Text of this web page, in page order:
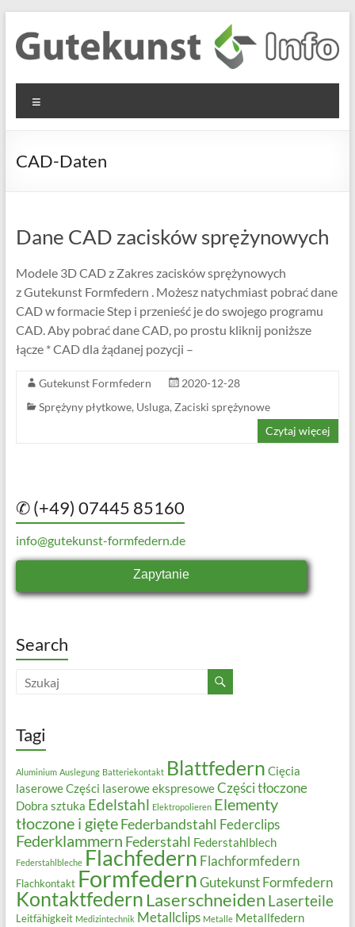
content
Gutekunst
Formfedern
GmbH
Informationen
Flachmaterial
CAD-Daten
Dane CAD zacisków sprężynowych
Modele 3D CAD z Zakres zacisków sprężynowych
z Gutekunst Formfedern . Możesz natychmiast pobrać dane
CAD w formacie Step i przenieść je do swojego programu
CAD. Aby pobrać dane CAD, po prostu kliknij poniższe
łącze * CAD dla żądanej pozycji –
Gutekunst Formfedern
2020-12-28
Sprężyny płytkowe, Usluga, Zaciski sprężynowe
Czytaj więcej
✆ (+49) 07445 85160
info@gutekunst-formfedern.de
Zapytanie
Search
Tagi
Aluminium Auslegung Batteriekontakt Blattfedern Cięcia
laseroweCzęści laserowe ekspresoweCzęści tłoczone
Dobra sztuka Edelstahl Elektropolieren Elementy
tłoczone i gięteFederbandstahl Federclips
Federklammern Federstahl Federstahlblech
Federstahlbleche Flachfedern Flachformfedern
Flachkontakt FormfedernGutekunst Formfedern
Kontaktfedern Laserschneiden Laserteile
Leitfähigkeit Medizintechnik Metallclips Metalle Metallfedern